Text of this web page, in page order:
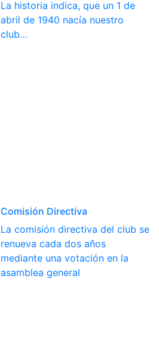
La historia indica, que un 1 de
abril de 1940 nacía nuestro
club…
Comisión Directiva
La comisión directiva del club se
renueva cada dos años
mediante una votación en la
asamblea general